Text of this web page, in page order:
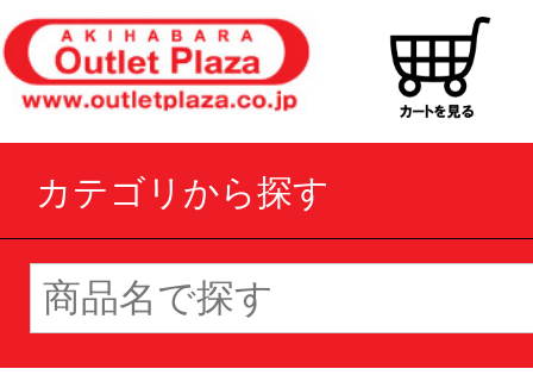
カテゴリから探す